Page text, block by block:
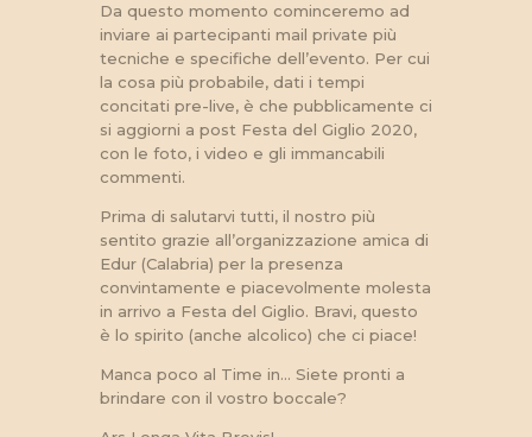
Da questo momento cominceremo ad
inviare ai partecipanti mail private più
tecniche e specifiche dell’evento. Per cui
la cosa più probabile, dati i tempi
concitati pre-live, è che pubblicamente ci
si aggiorni a post Festa del Giglio 2020,
con le foto, i video e gli immancabili
commenti.
Prima di salutarvi tutti, il nostro più
sentito grazie all’organizzazione amica di
Edur (Calabria) per la presenza
convintamente e piacevolmente molesta
in arrivo a Festa del Giglio. Bravi, questo
è lo spirito (anche alcolico) che ci piace!
Manca poco al Time in… Siete pronti a
brindare con il vostro boccale?